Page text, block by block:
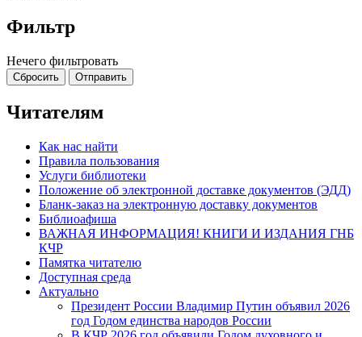
Фильтр
Нечего фильтровать
Сбросить Отправить
Читателям
Как нас найти
Правила пользования
Услуги библиотеки
Положение об электронной доставке документов (ЭДД)
Бланк-заказ на электронную доставку документов
Библиоафиша
ВАЖНАЯ ИНФОРМАЦИЯ! КНИГИ И ИЗДАНИЯ ГНБ
КЧР
Памятка читателю
Доступная среда
Актуально
Президент России Владимир Путин объявил 2026
год Годом единства народов России